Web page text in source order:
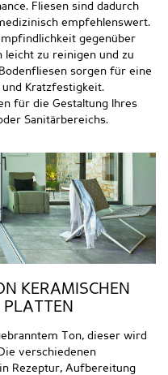
Fliesen sind dadurch
empfehlenswert.
gegenüber
leicht zu reinigen und zu
sorgen für eine
Kratzfestigkeit.
für die Gestaltung Ihres
Sanitärbereichs.
KERAMISCHEN
PLATTEN
Ton, dieser wird
verschiedenen
Rezeptur, Aufbereitung